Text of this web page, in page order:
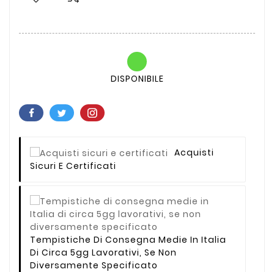
DISPONIBILE
Acquisti
Sicuri E Certificati
Tempistiche Di Consegna Medie In Italia
Di Circa 5gg Lavorativi, Se Non
Diversamente Specificato